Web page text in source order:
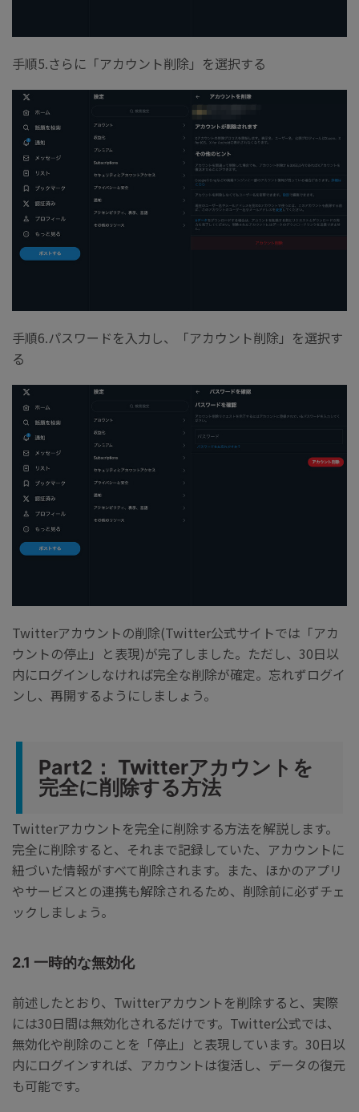
手順5.さらに「アカウント削除」を選択する
手順6.パスワードを入力し、「アカウント削除」を選択す
る
Twitterアカウントの削除(Twitter公式サイトでは「アカ
ウントの停止」と表現)が完了しました。ただし、30日以
内にログインしなければ完全な削除が確定。忘れずログイ
ンし、再開するようにしましょう。
Part2： Twitterアカウントを
完全に削除する方法
Twitterアカウントを完全に削除する方法を解説します。
完全に削除すると、それまで記録していた、アカウントに
紐づいた情報がすべて削除されます。また、ほかのアプリ
やサービスとの連携も解除されるため、削除前に必ずチェ
ックしましょう。
2.1 一時的な無効化
前述したとおり、Twitterアカウントを削除すると、実際
には30日間は無効化されるだけです。Twitter公式では、
無効化や削除のことを「停止」と表現しています。30日以
内にログインすれば、アカウントは復活し、データの復元
も可能です。